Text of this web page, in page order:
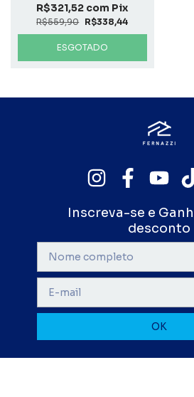
R$559,90 R$338,44
R$321,52 com Pix
ESGOTADO
Inscreva-se e
desconto